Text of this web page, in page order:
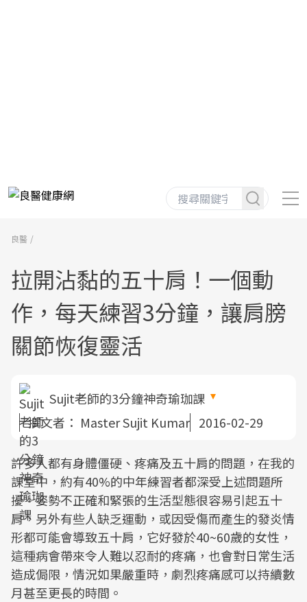
良醫
拉開沾黏的五十肩！一個動
作，每天練習3分鐘，讓肩膀
關節恢復靈活
Sujit老師的3分鐘神奇瑜珈課
撰文者： Master Sujit Kumar 2016-02-29
許多人都有身體僵硬、疼痛及五十肩的問題，在我的
課堂中，約有40%的中年練習者都深受上述問題所
擾。姿勢不正確和緊張的生活型態很容易引起五十
肩，另外有些人缺乏運動，或因受傷而產生的發炎情
形都可能會導致五十肩，它好發於40~60歲的女性，
這種病會帶來令人難以忍耐的疼痛，也會對日常生活
造成侷限，情況如果嚴重時，劇烈疼痛感可以持續數
月甚至更長的時間。